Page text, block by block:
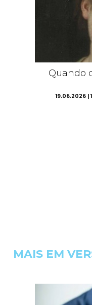
Quando
19.06.2026 |
MAIS EM